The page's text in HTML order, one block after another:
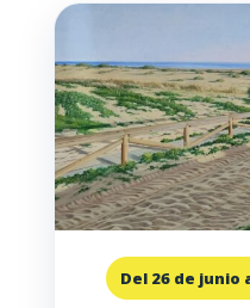
Del 26 de junio